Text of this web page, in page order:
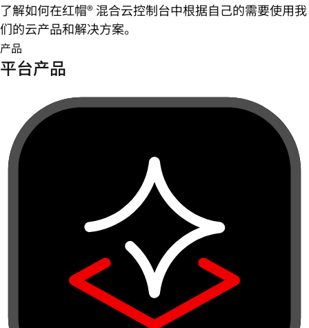
了解如何在红帽® 混合云控制台中根据自己的需要使用我
们的云产品和解决方案。
产品
平台产品